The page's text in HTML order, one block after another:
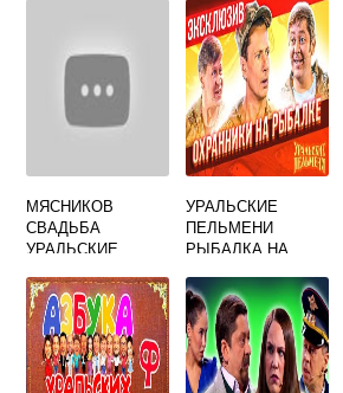
БЕСПЛАТНО
МЯСНИКОВ
СВАДЬБА
УРАЛЬСКИЕ
УРАЛЬСКИЕ
ПЕЛЬМЕНИ
РЫБАЛКА НА